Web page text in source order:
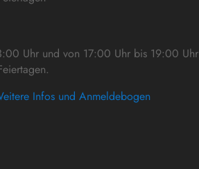
Uhr und von 17:00 Uhr bis 19:00 Uhr
Infos und Anmeldebogen